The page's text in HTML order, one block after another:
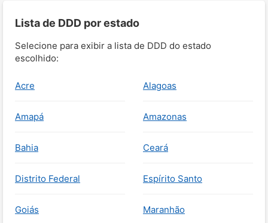
Lista de DDD por estado
Selecione para exibir a lista de DDD do estado
escolhido:
Acre Alagoas
Amapá Amazonas
Bahia Ceará
Distrito Federal Espírito Santo
Goiás Maranhão